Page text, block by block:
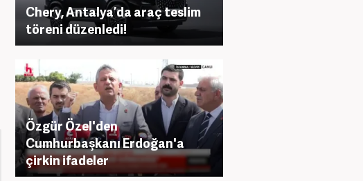
Chery, Antalya’da araç teslim
töreni düzenledi!
Özgür Özel'den
Cumhurbaşkanı Erdoğan'a
çirkin ifadeler